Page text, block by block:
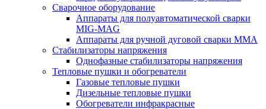
Сварочное оборудование
Аппараты для полуавтоматической сварки
MIG-MAG
Аппараты для ручной дуговой сварки MMA
Стабилизаторы напряжения
Однофазные стабилизаторы напряжения
Тепловые пушки и обогреватели
Газовые тепловые пушки
Дизельные тепловые пушки
Обогреватели инфракрасные